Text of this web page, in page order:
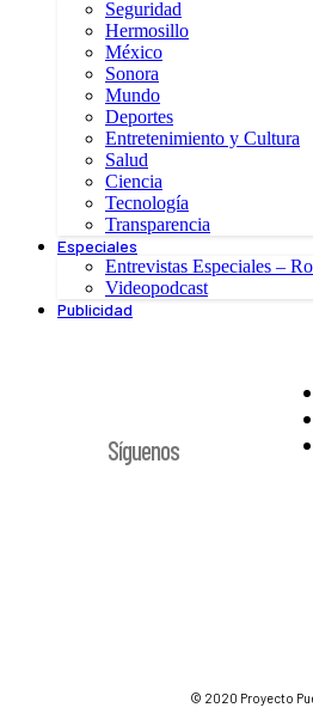
Seguridad
Hermosillo
México
Sonora
Mundo
Deportes
Entretenimiento y Cultura
Salud
Ciencia
Tecnología
Transparencia
Especiales
Entrevistas Especiales –
Videopodcast
Publicidad
Síguenos
© 2020 Proyecto